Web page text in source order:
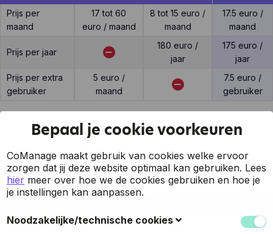
Prijs per
maand
17 tot 60
euro / maand
8 tot 15 euro /
maand
17.5 euro /
maand
Prijs per jaar
180 euro /
jaar
175 euro /
jaar
Prijs per extra
gebruiker
5 euro /
maand
7.5 euro /
gebruiker
Support
7 op 7 support
Bepaal je cookie voorkeuren
CoManage maakt gebruik van cookies welke ervoor
zorgen dat jij deze website optimaal kan gebruiken. Lees
hier meer over hoe we de cookies gebruiken en hoe je
je instellingen kan aanpassen.
Noodzakelijke/technische cookies